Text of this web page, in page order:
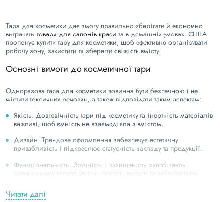
Тара для косметики дає змогу правильно зберігати й економно
витрачати товари для салонів краси та в домашніх умовах. CHILA
пропонує купити тару для косметики, щоб ефективно організувати
робочу зону, захистити та зберегти свіжість вмісту.
Основні вимоги до косметичної тари
Одноразова тара для косметики повинна бути безпечною і не
містити токсичних речовин, а також відповідати таким аспектам:
Якість. Довговічність тари під косметику та інертність матеріалів
важливі, щоб ємність не взаємодіяла з вмістом.
Дизайн. Трендове оформлення забезпечує естетичну
привабливість і підкреслює статусність закладу та продукції.
Функціональність. Зручність і захищеність запобігають
зовнішньому впливу світла, повітря, вологи та забезпечують
Читати далі